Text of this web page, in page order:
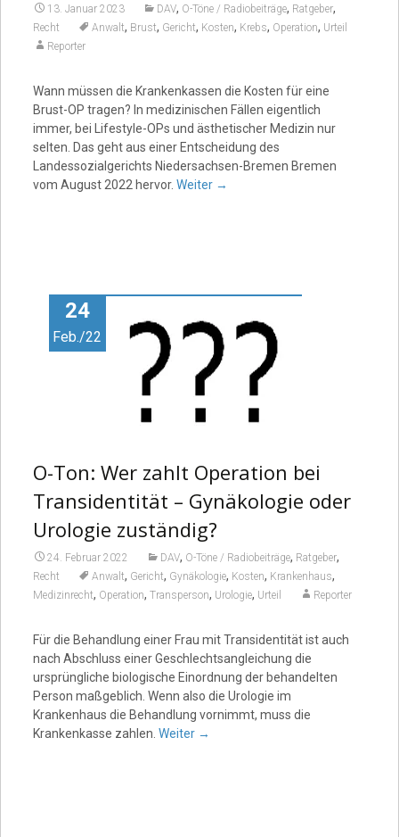
13. Januar 2023 DAV, O-Töne / Radiobeiträge, Ratgeber,
Recht Anwalt, Brust, Gericht, Kosten, Krebs, Operation, Urteil
Reporter
Wann müssen die Krankenkassen die Kosten für eine
Brust-OP tragen? In medizinischen Fällen eigentlich
immer, bei Lifestyle-OPs und ästhetischer Medizin nur
selten. Das geht aus einer Entscheidung des
Landessozialgerichts Niedersachsen-Bremen Bremen
vom August 2022 hervor. Weiter →
24
Feb./22
O-Ton: Wer zahlt Operation bei
Transidentität – Gynäkologie oder
Urologie zuständig?
24. Februar 2022 DAV, O-Töne / Radiobeiträge, Ratgeber,
Recht Anwalt, Gericht, Gynäkologie, Kosten, Krankenhaus,
Medizinrecht, Operation, Transperson, Urologie, Urteil Reporter
Für die Behandlung einer Frau mit Transidentität ist auch
nach Abschluss einer Geschlechtsangleichung die
ursprüngliche biologische Einordnung der behandelten
Person maßgeblich. Wenn also die Urologie im
Krankenhaus die Behandlung vornimmt, muss die
Krankenkasse zahlen. Weiter →